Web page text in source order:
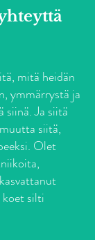
mitä heidän
ymmärrystä ja
Ja siitä
siitä,
Olet
silti